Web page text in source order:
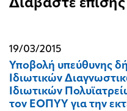
Διαβάστε επίσης
19/03/2015
Υποβολή υπεύθυνης
Ιδιωτικών
Ιδιωτικών
τον ΕΟΠΥΥ για την